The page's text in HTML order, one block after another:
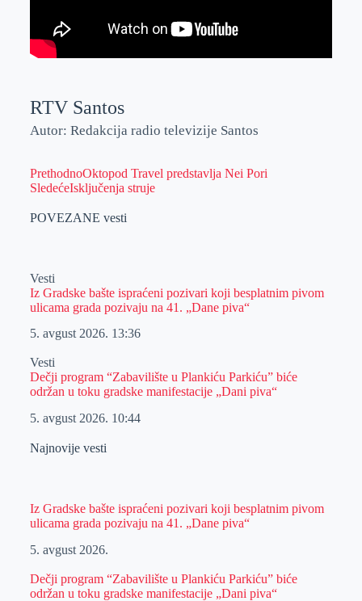
RTV Santos
Autor: Redakcija radio televizije Santos
PrethodnoOktopod Travel predstavlja Nei Pori
SledećeIsključenja struje
POVEZANE vesti
Vesti
Iz Gradske bašte ispraćeni pozivari koji besplatnim pivom
ulicama grada pozivaju na 41. „Dane piva“
5. avgust 2026. 13:36
Vesti
Dečji program “Zabavilište u Plankiću Parkiću” biće
održan u toku gradske manifestacije „Dani piva“
5. avgust 2026. 10:44
Najnovije vesti
Iz Gradske bašte ispraćeni pozivari koji besplatnim pivom
ulicama grada pozivaju na 41. „Dane piva“
5. avgust 2026.
Dečji program “Zabavilište u Plankiću Parkiću” biće
održan u toku gradske manifestacije „Dani piva“